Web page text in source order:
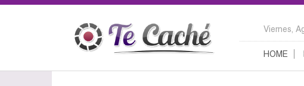
Viernes,
HOME